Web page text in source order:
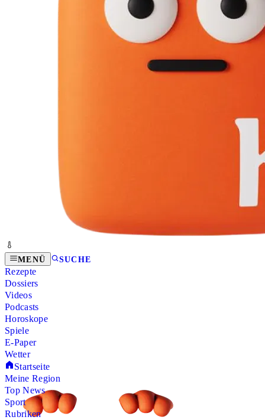
MENÜ SUCHE
Rezepte
Dossiers
Videos
Podcasts
Horoskope
Spiele
E-Paper
Wetter
Startseite
Meine Region
Top News
Sport
Rubriken